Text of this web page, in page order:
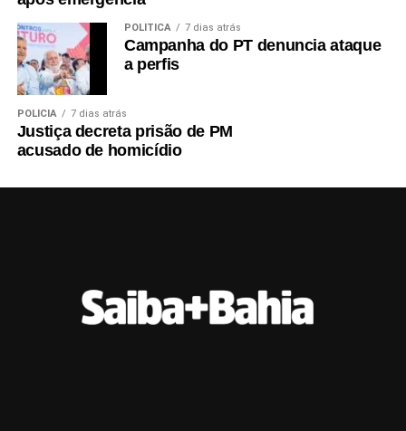
POLÍTICA 7 dias atrás
Campanha do PT denuncia ataque
a perfis
POLÍCIA 7 dias atrás
Justiça decreta prisão de PM
acusado de homicídio